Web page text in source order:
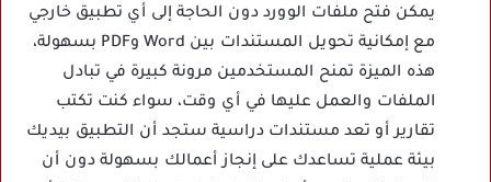
يمكن فتح ملفات الوورد دون الحاجة إلى أي تطبيق خارجي
مع إمكانية تحويل المستندات بين Word وPDF بسهولة،
هذه الميزة تمنح المستخدمين مرونة كبيرة في تبادل
الملفات والعمل عليها في أي وقت، سواء كنت تكتب
تقارير أو تعد مستندات دراسية ستجد أن التطبيق بيديك
بيئة عملية تساعدك على إنجاز أعمالك بسهولة دون أن